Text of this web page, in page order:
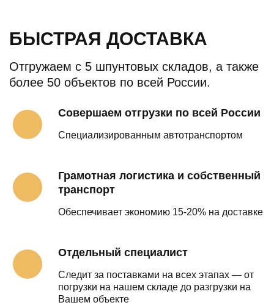
БЫСТРАЯ ДОСТАВКА
Отгружаем с 5 шпунтовых складов, а также
более 50 объектов по всей России.
Совершаем отгрузки по всей России
Специализированным автотранспортом
Грамотная логистика и собственный
транспорт
Обеспечивает экономию 15-20% на доставке
Отдельный специалист
Следит за поставками на всех этапах — от
погрузки на нашем складе до разгрузки на
Вашем объекте